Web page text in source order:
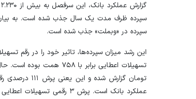
سپرده در «وبملت» جذب شده است.
تومان گزارش
عملکرد بانک است. پرش ۳